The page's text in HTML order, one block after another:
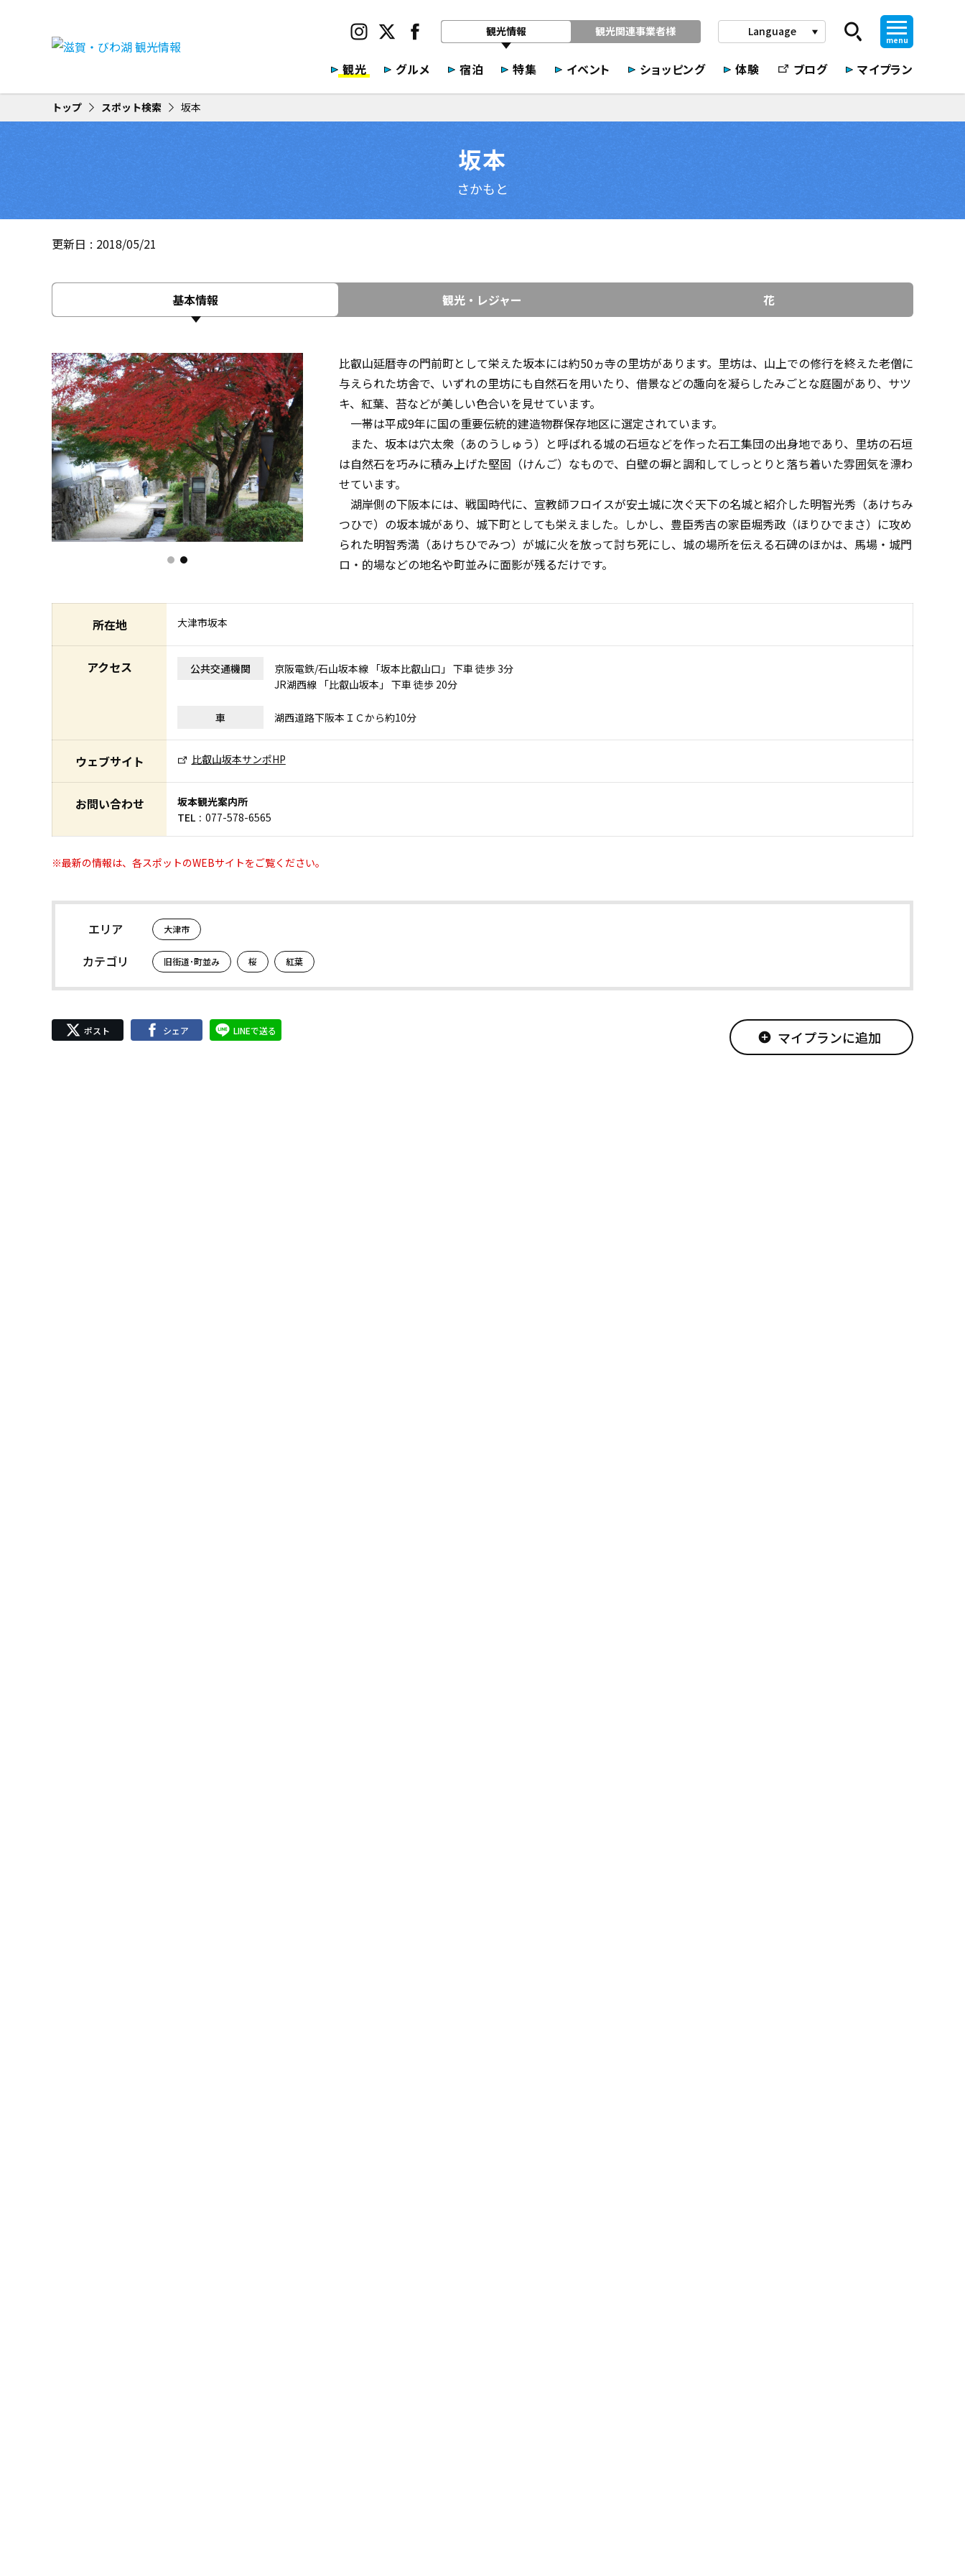
観光情報 観光関連事業者様 Language play_arrow
menu
観光 グルメ 宿泊 特集 イベント ショッピング 体験 ブログ マイプラン
トップ スポット検索 坂本
坂本
さかもと
更新日 2018/05/21
基本情報 観光・レジャー 花
比叡山延暦寺の門前町として栄えた坂本には約50ヵ寺の里坊があります。里坊は、山上での修行を終えた老僧に
与えられた坊舎で、いずれの里坊にも自然石を用いたり、借景などの趣向を凝らしたみごとな庭園があり、サツ
キ、紅葉、苔などが美しい色合いを見せています。
一帯は平成9年に国の重要伝統的建造物群保存地区に選定されています。
また、坂本は穴太衆（あのうしゅう）と呼ばれる城の石垣などを作った石工集団の出身地であり、里坊の石垣
は自然石を巧みに積み上げた堅固（けんご）なもので、白壁の塀と調和してしっとりと落ち着いた雰囲気を漂わ
せています。
湖岸側の下阪本には、戦国時代に、宣教師フロイスが安土城に次ぐ天下の名城と紹介した明智光秀（あけちみ
つひで）の坂本城があり、城下町としても栄えました。しかし、豊臣秀吉の家臣堀秀政（ほりひでまさ）に攻め
られた明智秀満（あけちひでみつ）が城に火を放って討ち死にし、城の場所を伝える石碑のほかは、馬場・城門
ロ・的場などの地名や町並みに面影が残るだけです。
所在地 大津市坂本
アクセス 公共交通機関
京阪電鉄/石山坂本線 「坂本比叡山口」 下車 徒歩 3分
JR湖西線 「比叡山坂本」 下車 徒歩 20分
車 湖西道路下阪本ＩＣから約10分
ウェブサイト 比叡山坂本サンポHP
お問い合わせ
坂本観光案内所
TEL
077-578-6565
※最新の情報は、各スポットのWEBサイトをご覧ください。
エリア 大津市
カテゴリ 旧街道･町並み 桜 紅葉
ポスト シェア LINEで送る add_circle マイプランに追加